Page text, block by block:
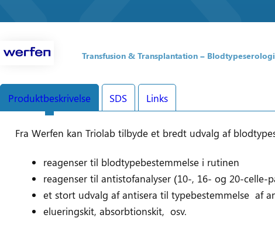
Transfusion & Transplantation Blodtypeserologi
Produktbeskrivelse SDS Links
Fra Werfen kan Triolab tilbyde et bredt udvalg af
reagenser til blodtypebestemmelse i rutinen
reagenser til antistofanalyser (10-, 16- og 20-celle-
et stort udvalg af antisera til typebestemmelse af
elueringskit, absorbtionskit, osv.